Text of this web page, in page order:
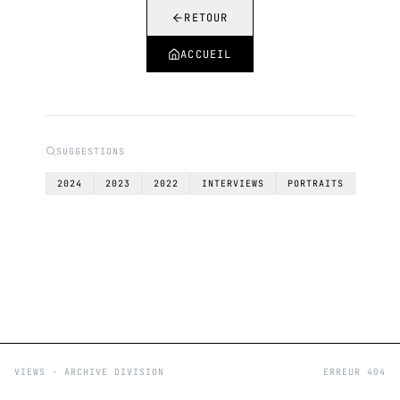
RETOUR
ACCUEIL
SUGGESTIONS
2024 2023 2022 INTERVIEWS PORTRAITS
VIEWS - ARCHIVE DIVISION ERREUR 404